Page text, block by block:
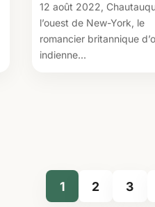
12 août 2022,
l’ouest de New-York, le
romancier britannique
indienne...
1 2 3